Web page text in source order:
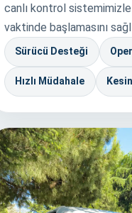
canlı kontrol
vaktinde başlamasını
Sürücü Desteği
Hızlı Müdahale